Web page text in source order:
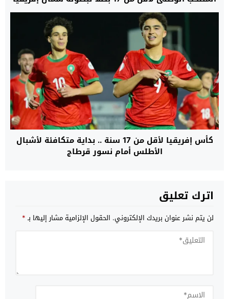
كأس إفريقيا لأقل من 17 سنة .. بداية متكافئة لأشبال
الأطلس أمام نسور قرطاج
اترك تعليق
لن يتم نشر عنوان بريدك الإلكتروني. الحقول الإلزامية مشار إليها بـ*